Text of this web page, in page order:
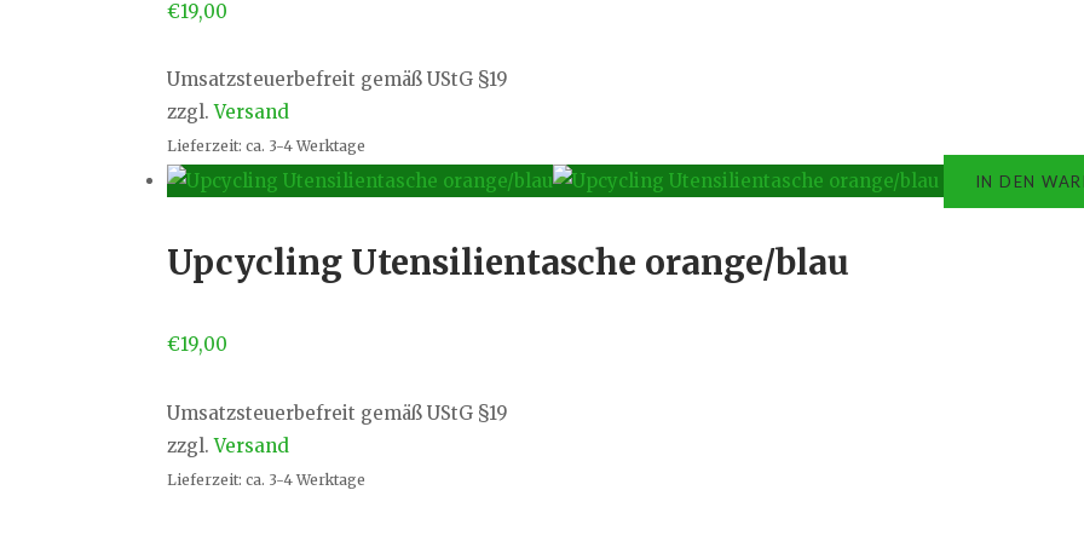
€19,00
Umsatzsteuerbefreit gemäß UStG §19
zzgl.Versand
Lieferzeit: ca. 3-4 Werktage
IN DEN
Upcycling Utensilientasche orange/blau
€19,00
Umsatzsteuerbefreit gemäß UStG §19
zzgl.Versand
Lieferzeit: ca. 3-4 Werktage